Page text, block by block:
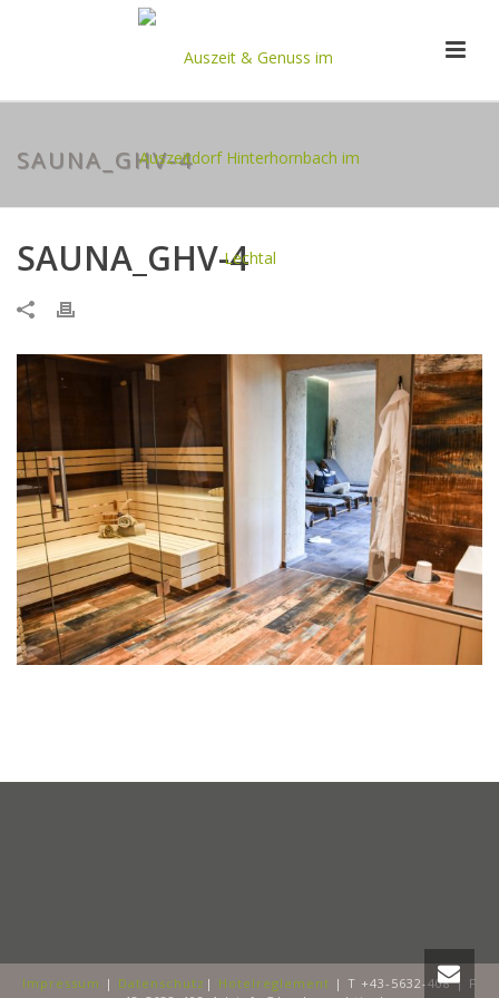
SAUNA_GHV-4
SAUNA_GHV-4
Impressum | Datenschutz | Hotelreglement | T +43-5632-408 | F